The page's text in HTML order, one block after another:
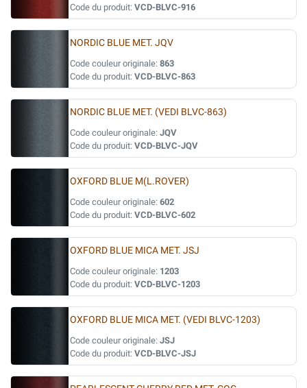
Code du produit: VCD-BLVC-916
NORDIC BLUE MET. JQV
Code couleur originale: 863
Code du produit: VCD-BLVC-863
NORDIC BLUE MET. (VEDI BLVC-863)
Code couleur originale: JQV
Code du produit: VCD-BLVC-JQV
OXFORD BLUE M(L.ROVER)
Code couleur originale: 602
Code du produit: VCD-BLVC-602
OXFORD BLUE MICA MET. JSJ
Code couleur originale: 1203
Code du produit: VCD-BLVC-1203
OXFORD BLUE MICA MET. (VEDI BLVC-1203)
Code couleur originale: JSJ
Code du produit: VCD-BLVC-JSJ